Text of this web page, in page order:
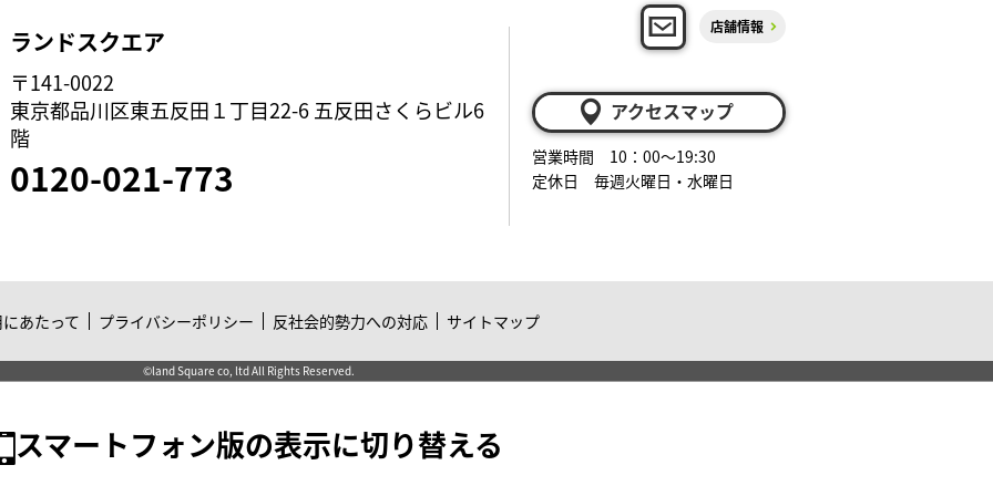
ランドスクエア
〒141-0022
東京都品川区東五反田１丁目22-6 五反田さくらビル6
階
0120-021-773
店舗情報
アクセスマップ
営業時間 10：00～19:30
定休日 毎週火曜日・水曜日
あたって プライバシーポリシー 反社会的勢力への対応 サイトマップ
©land Square co, ltd All Rights Reserved.
スマートフォン版の表示に切り替える